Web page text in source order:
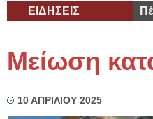
ΕΙΔΗΣΕΙΣ
Μείωση
10 ΑΠΡΙΛΙΟΥ 2025